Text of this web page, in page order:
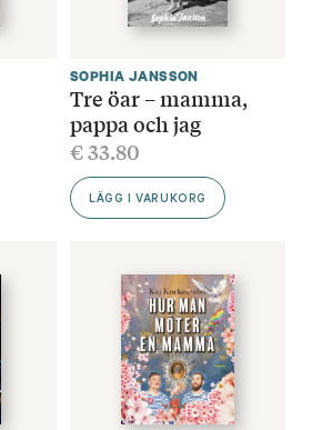
SOPHIA JANSSON
Tre öar – mamma,
pappa och jag
€33.80
LÄGG I VARUKORG